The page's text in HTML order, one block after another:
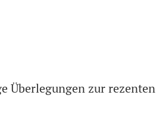
Überlegungen zur rezenten